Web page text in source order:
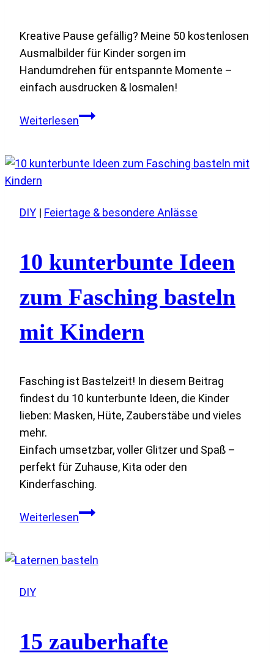
Kreative Pause gefällig? Meine 50 kostenlosen
Ausmalbilder für Kinder sorgen im
Handumdrehen für entspannte Momente –
einfach ausdrucken & losmalen!
Weiterlesen50
für
kostenlos
Download
DIY | Feiertage & besondere Anlässe
10 kunterbunte Ideen
zum Fasching basteln
mit Kindern
Fasching ist Bastelzeit! In diesem Beitrag
findest du 10 kunterbunte Ideen, die Kinder
lieben: Masken, Hüte, Zauberstäbe und vieles
mehr.
Einfach umsetzbar, voller Glitzer und Spaß –
perfekt für Zuhause, Kita oder den
Kinderfasching.
Weiterlesen10
zum
Kindern
DIY
15 zauberhafte